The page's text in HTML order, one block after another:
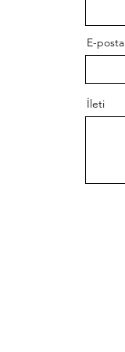
E-posta
İleti